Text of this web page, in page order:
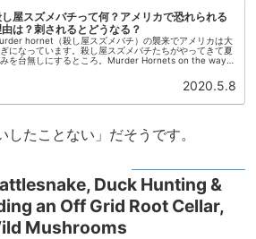
屋スズメバチって何？アメリカで恐れられる
は？刺されるとどうなる？
hornet（殺し屋スズメバチ）の襲来でアメリカは大
になっています。殺し屋スズメバチたちがやってきて夏
を台無しにするところ。Murder Hornets on the way
2020.5.8
たことない」だそうです。
Duck Hunting &
an Off Grid Root Cellar,
Mushrooms